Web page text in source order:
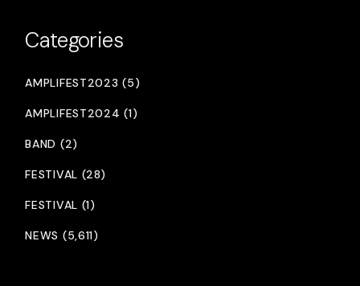
Categories
AMPLIFEST2023 (5)
AMPLIFEST2024 (1)
BAND (2)
FESTIVAL (28)
FESTIVAL (1)
NEWS (5,611)